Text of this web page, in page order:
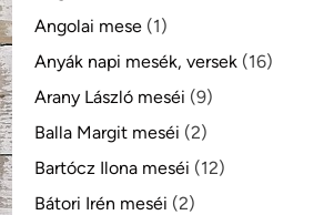
Angolai mese (1)
Anyák napi mesék, versek (16)
Arany László meséi (9)
Balla Margit meséi (2)
Bartócz Ilona meséi (12)
Bátori Irén meséi (2)